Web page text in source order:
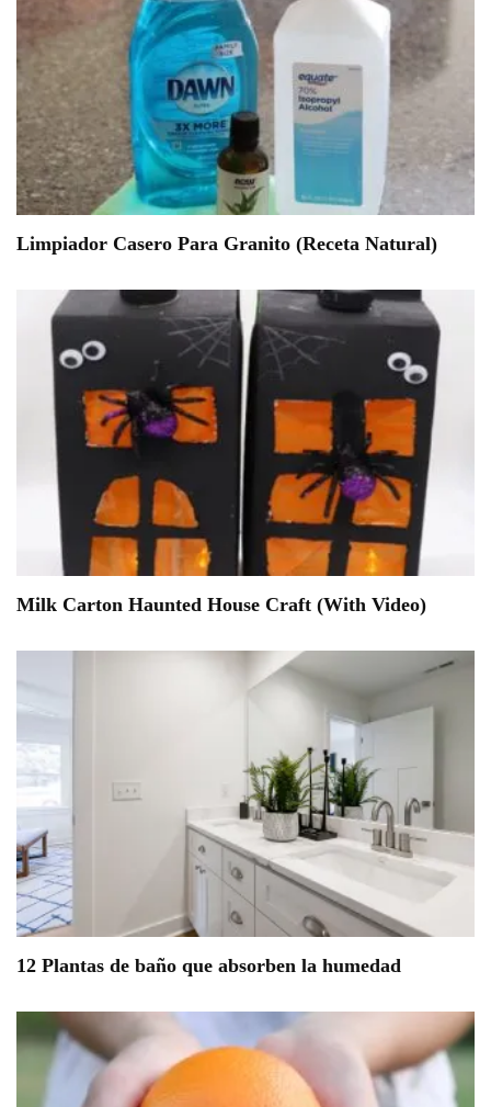
Limpiador Casero Para Granito (Receta Natural)
Milk Carton Haunted House Craft (With Video)
12 Plantas de baño que absorben la humedad